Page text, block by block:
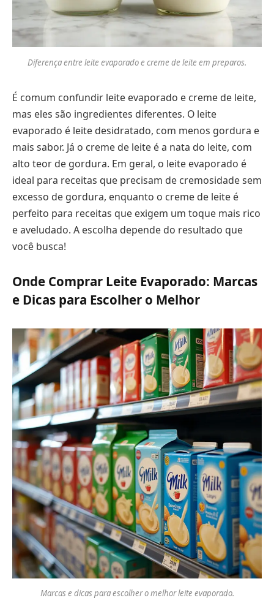
Diferença entre leite evaporado e creme de leite em preparos.
É comum confundir leite evaporado e creme de leite,
mas eles são ingredientes diferentes. O leite
evaporado é leite desidratado, com menos gordura e
mais sabor. Já o creme de leite é a nata do leite, com
alto teor de gordura. Em geral, o leite evaporado é
ideal para receitas que precisam de cremosidade sem
excesso de gordura, enquanto o creme de leite é
perfeito para receitas que exigem um toque mais rico
e aveludado. A escolha depende do resultado que
você busca!
Onde Comprar Leite Evaporado: Marcas
e Dicas para Escolher o Melhor
Marcas e dicas para escolher o melhor leite evaporado.